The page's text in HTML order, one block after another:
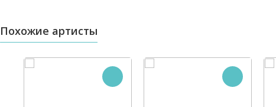
Похожие артисты